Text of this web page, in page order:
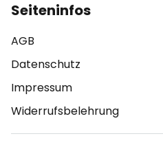
Seiteninfos
AGB
Datenschutz
Impressum
Widerrufsbelehrung